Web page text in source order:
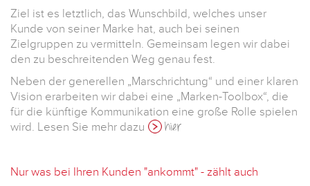
Ziel ist es letztlich, das Wunschbild, welches unser
Kunde von seiner Marke hat, auch bei seinen
Zielgruppen zu vermitteln. Gemeinsam legen wir dabei
den zu beschreitenden Weg genau fest.
Neben der generellen „Marschrichtung“ und einer klaren
Vision erarbeiten wir dabei eine „Marken-Toolbox“, die
für die künftige Kommunikation eine große Rolle spielen
wird. Lesen Sie mehr dazu
hier
Nur was bei Ihren Kunden "ankommt" - zählt auch